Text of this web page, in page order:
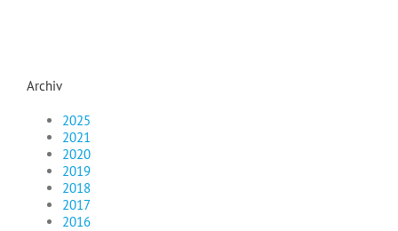
Archiv
2025
2021
2020
2019
2018
2017
2016